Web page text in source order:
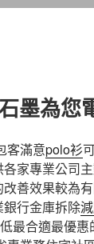
墨為您
客滿意polo衫
各家專業公司
善效果較為
行金庫拆除
最合適最優惠